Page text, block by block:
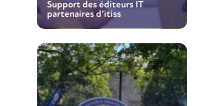
Support des éditeurs IT
partenaires d’itiss